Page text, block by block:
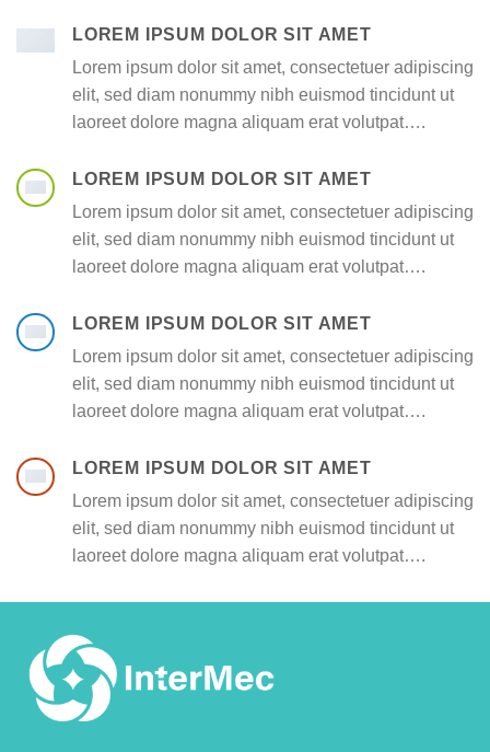
LOREM IPSUM DOLOR SIT AMET
Lorem ipsum dolor sit amet, consectetuer adipiscing
elit, sed diam nonummy nibh euismod tincidunt ut
laoreet dolore magna aliquam erat volutpat….
LOREM IPSUM DOLOR SIT AMET
Lorem ipsum dolor sit amet, consectetuer adipiscing
elit, sed diam nonummy nibh euismod tincidunt ut
laoreet dolore magna aliquam erat volutpat….
LOREM IPSUM DOLOR SIT AMET
Lorem ipsum dolor sit amet, consectetuer adipiscing
elit, sed diam nonummy nibh euismod tincidunt ut
laoreet dolore magna aliquam erat volutpat….
LOREM IPSUM DOLOR SIT AMET
Lorem ipsum dolor sit amet, consectetuer adipiscing
elit, sed diam nonummy nibh euismod tincidunt ut
laoreet dolore magna aliquam erat volutpat….